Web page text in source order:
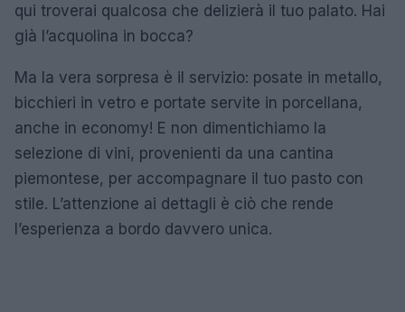
qui troverai qualcosa che delizierà il tuo palato. Hai
già l’acquolina in bocca?
Ma la vera sorpresa è il servizio: posate in metallo,
bicchieri in vetro e portate servite in porcellana,
anche in economy! E non dimentichiamo la
selezione di vini, provenienti da una cantina
piemontese, per accompagnare il tuo pasto con
stile. L’attenzione ai dettagli è ciò che rende
l’esperienza a bordo davvero unica.